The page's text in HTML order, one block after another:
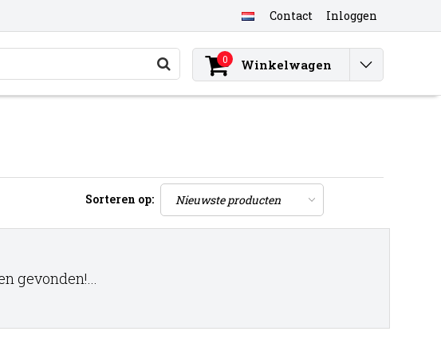
Contact Inloggen
0 Winkelwagen
Sorteren op:
gevonden!...